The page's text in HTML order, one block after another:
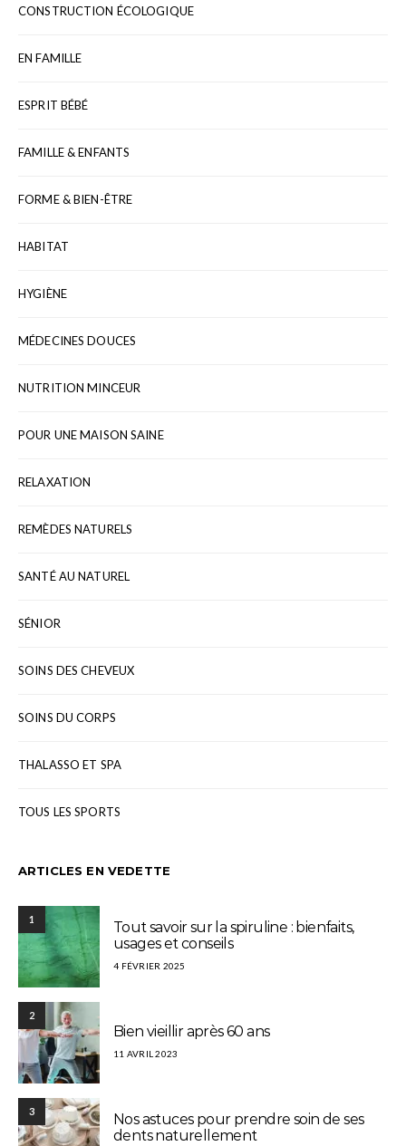
CONSTRUCTION ÉCOLOGIQUE
EN FAMILLE
ESPRIT BÉBÉ
FAMILLE & ENFANTS
FORME & BIEN-ÊTRE
HABITAT
HYGIÈNE
MÉDECINES DOUCES
NUTRITION MINCEUR
POUR UNE MAISON SAINE
RELAXATION
REMÈDES NATURELS
SANTÉ AU NATUREL
SÉNIOR
SOINS DES CHEVEUX
SOINS DU CORPS
THALASSO ET SPA
TOUS LES SPORTS
ARTICLES EN VEDETTE
1
Tout savoir sur la spiruline : bienfaits,
usages et conseils
4 FÉVRIER 2025
2
Bien vieillir après 60 ans
11 AVRIL 2023
3
Nos astuces pour prendre soin de ses
dents naturellement